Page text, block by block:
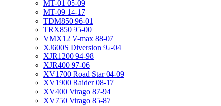
MT-01 05-09
MT-09 14-17
TDM850 96-01
TRX850 95-00
VMX12 V-max 88-07
XJ600S Diversion 92-04
XJR1200 94-98
XJR400 97-06
XV1700 Road Star 04-09
XV1900 Raider 08-17
XV400 Virago 87-94
XV750 Virago 85-87